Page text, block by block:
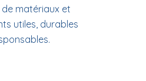
de matériaux et
utiles, durables